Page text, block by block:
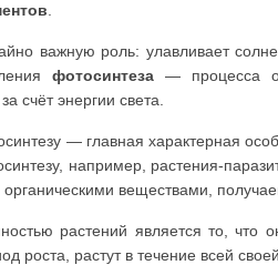
важную роль: улавливает
фотосинтеза— процесса
счёт энергии света.
— главная характерная
например, растения-
веществами,
растений является то,
роста, растут в течение всей